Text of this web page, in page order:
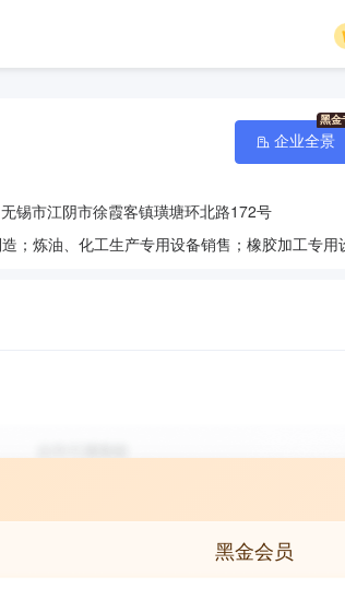
无锡市江阴市徐霞客镇璜塘环北路172号
企业全景
黑金会员